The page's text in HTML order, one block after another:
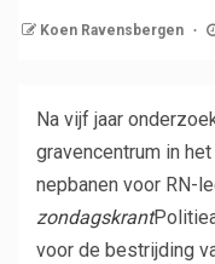
Koen Ravensbergen
Na vijf jaar
gravencentrum in
nepbanen voor RN-
zondagskrant
voor de bestrijding